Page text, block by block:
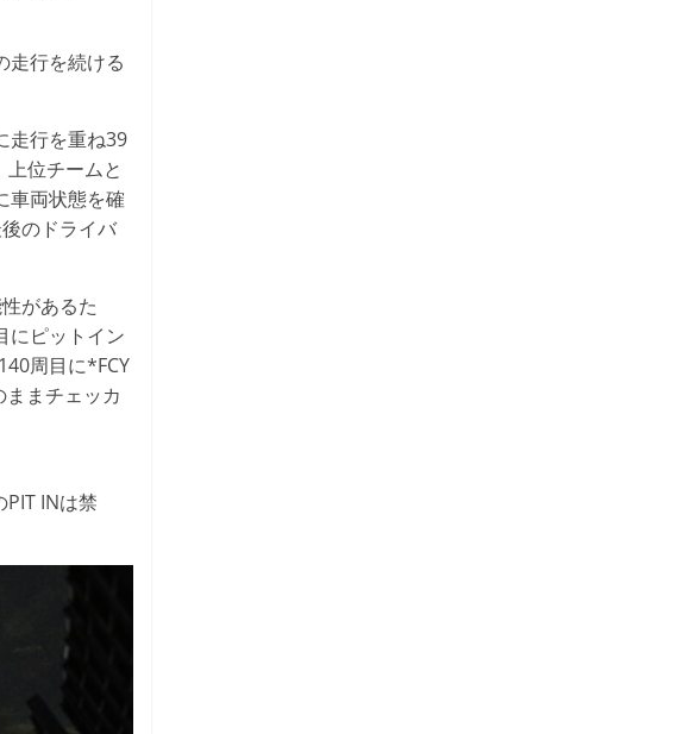
走行を続ける
走行を重ね39
位チームと
車両状態を確
のドライバ
があるた
にピットイン
周目に*FCY
まチェッカ
INは禁